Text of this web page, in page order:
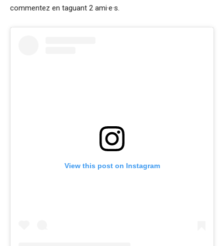
commentez en taguant 2 ami·e·s.
View this post on Instagram